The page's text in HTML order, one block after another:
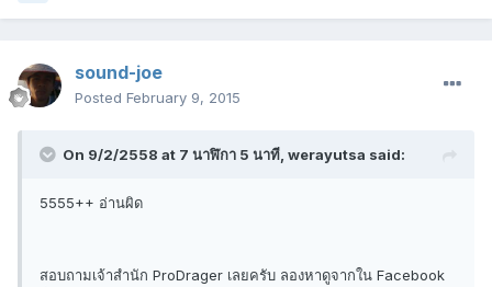
sound-joe
Posted February 9, 2015
On 9/2/2558 at 7 นาฬิกา 5 นาที, werayutsa said:
5555++ อ่านผิด
สอบถามเจ้าสำนัก ProDrager เลยครับ ลองหาดูจากใน Facebook